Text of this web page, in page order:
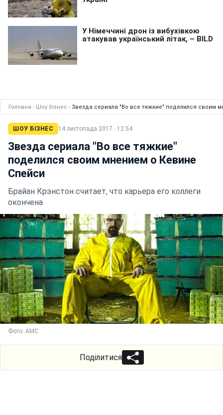
Головна › Шоу бізнес › Звезда сериала "Во все тяжкие" поделился своим
ШОУ БІЗНЕС 14 листопада 2017 · 12:54
Звезда сериала "Во все тяжкие"
поделился своим мнением о Кевине
Спейси
Брайан Крэнстон считает, что карьера его коллеги
окончена
Фото: AMC
Поділитися